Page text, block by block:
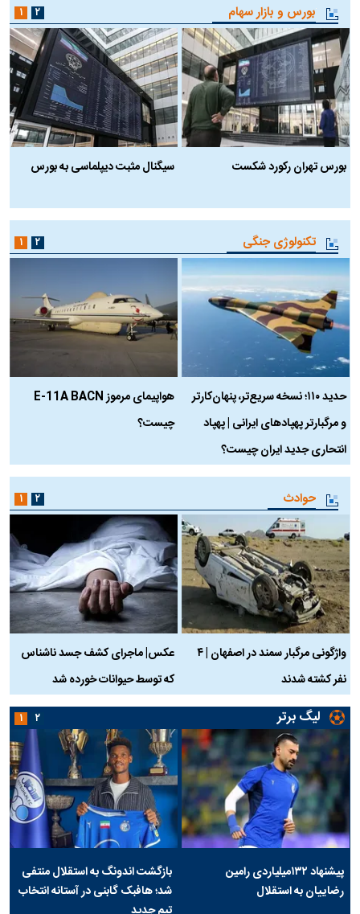
بورس و بازار سهام
بورس تهران رکورد شکست
سیگنال مثبت دیپلماسی به بورس
۱ ۲
تکنولوژی جنگی
حدید ۱۱۰؛ نسخه سریع‌تر، پنهان‌کارتر
و مرگبارتر پهپادهای ایرانی | پهپاد
انتحاری جدید ایران چیست؟
هواپیمای مرموز E-11A BACN
چیست؟
۱ ۲
حوادث
واژگونی مرگبار سمند در اصفهان | ۴
نفر کشته شدند
عکس| ماجرای کشف جسد ناشناس
که توسط حیوانات خورده شد
۱ ۲
لیگ برتر
پیشنهاد ۱۳۲میلیاردی رامین
رضاییان به استقلال
بازگشت اندونگ به استقلال منتفی
شد؛ هافبک گابنی در آستانه انتخاب
۱ ۲